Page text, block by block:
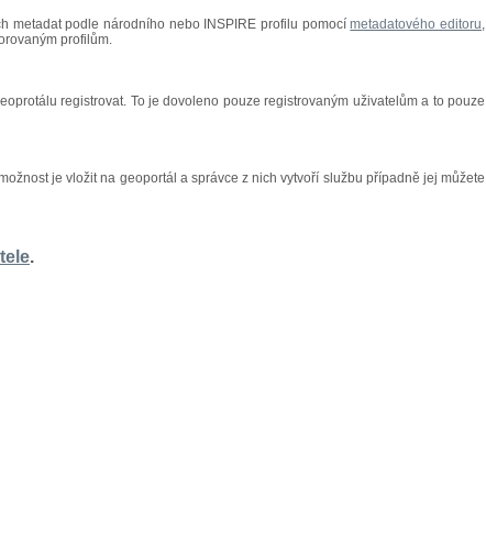
metadat podle národního nebo INSPIRE profilu pomocímetadatového editoru,
profilům.
registrovat. To je dovoleno pouze registrovaným uživatelům a to pouze
je vložit na geoportál a správce z nich vytvoří službu případně jej můžete
.